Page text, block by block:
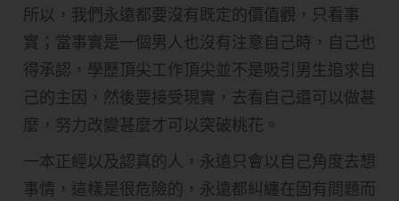
所以，我們永遠都要沒有既定的價值觀，只看事
實；當事實是一個男人也沒有注意自己時，自己也
得承認，學歷頂尖工作頂尖並不是吸引男生追求自
己的主因，然後要接受現實，去看自己還可以做甚
麼，努力改變甚麼才可以突破桃花。
一本正經以及認真的人，永遠只會以自己角度去想
事情，這樣是很危險的，永遠都糾纏在固有問題而